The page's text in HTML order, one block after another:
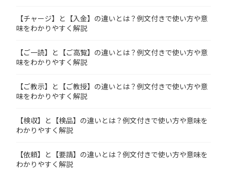
【チャージ】と【入金】の違いとは？例文付きで使い方や意
味をわかりやすく解説
【ご一読】と【ご高覧】の違いとは？例文付きで使い方や意
味をわかりやすく解説
【ご教示】と【ご教授】の違いとは？例文付きで使い方や意
味をわかりやすく解説
【検収】と【検品】の違いとは？例文付きで使い方や意味を
わかりやすく解説
【依頼】と【要請】の違いとは？例文付きで使い方や意味を
わかりやすく解説